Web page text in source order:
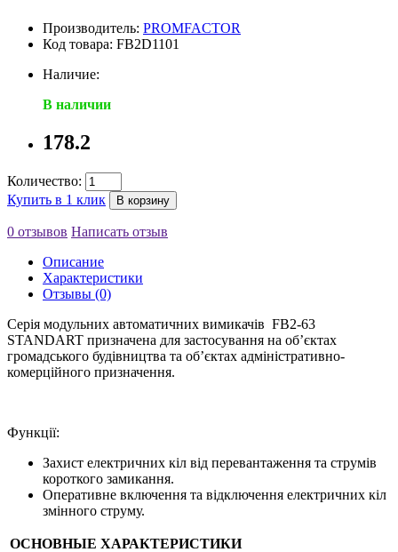
Производитель: PROMFACTOR
Код товара: FB2D1101
Наличие:
В наличии
178.2
Количество:
Купить в 1 клик
В корзину
0 отзывов Написать отзыв
Описание
Характеристики
Отзывы (0)
Серія модульних автоматичних вимикачів FB2-63
STANDART призначена для застосування на об’єктах
громадського будівництва та об’єктах адміністративно-
комерційного призначення.
Функції:
Захист електричних кіл від перевантаження та струмів
короткого замикання.
Оперативне включення та відключення електричних кіл
змінного струму.
ОСНОВНЫЕ ХАРАКТЕРИСТИКИ